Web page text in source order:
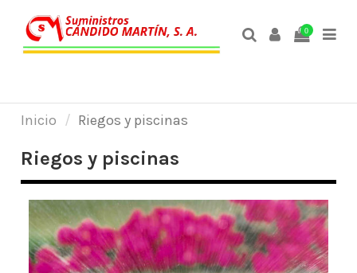
0
Inicio Riegos y piscinas
Riegos y piscinas